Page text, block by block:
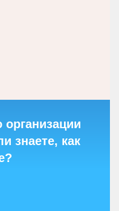
знаете, как